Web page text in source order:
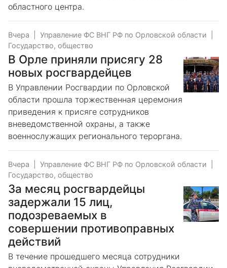
областного центра.
Вчера Управление ФС ВНГ РФ по Орловской области
Государство, общество
В Орле приняли присягу 28
новых росгвардейцев
В Управлении Росгвардии по Орловской
области прошла торжественная церемония
приведения к присяге сотрудников
вневедомственной охраны, а также
военнослужащих регионального тероргана.
Вчера Управление ФС ВНГ РФ по Орловской области
Государство, общество
За месяц росгвардейцы
задержали 15 лиц,
подозреваемых в
совершении противоправных
действий
В течение прошедшего месяца сотрудники